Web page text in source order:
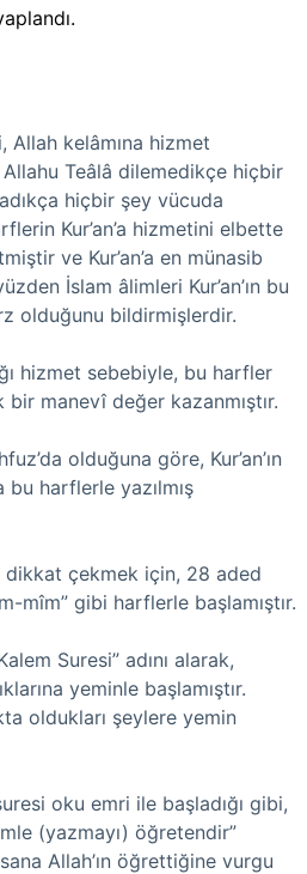
Allah kelâmına hizmet
Teâlâ dilemedikçe hiçbir
hiçbir şey vücuda
Kur’an’a hizmetini elbette
ve Kur’an’a en münasib
İslam âlimleri Kur’an’ın bu
olduğunu bildirmişlerdir.
hizmet sebebiyle, bu harfler
manevî değer kazanmıştır.
olduğuna göre, Kur’an’ın
bu harflerle yazılmış
dikkat çekmek için, 28 aded
mîm” gibi harflerle başlamıştır.
Suresi” adını alarak,
yeminle başlamıştır.
oldukları şeylere yemin
oku emri ile başladığı gibi,
(yazmayı) öğretendir”
Allah’ın öğrettiğine vurgu